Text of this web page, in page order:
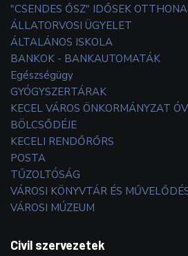
"CSENDES ŐSZ" IDŐSEK OTTHONA
ÁLLATORVOSI ÜGYELET
ÁLTALÁNOS ISKOLA
BANKOK - BANKAUTOMATÁK
Egészségügy
GYÓGYSZERTÁRAK
KECEL VÁROS ÖNKORMÁNYZAT
BÖLCSŐDÉJE
KECELI RENDŐRŐRS
POSTA
TŰZOLTÓSÁG
VÁROSI KÖNYVTÁR ÉS
VÁROSI MÚZEUM
Civil szervezetek